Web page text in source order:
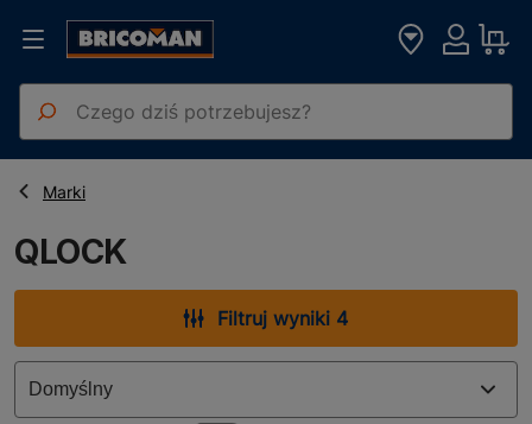
Strona główna
Marki
QLOCK
QLOCK
Filtruj wyniki 4